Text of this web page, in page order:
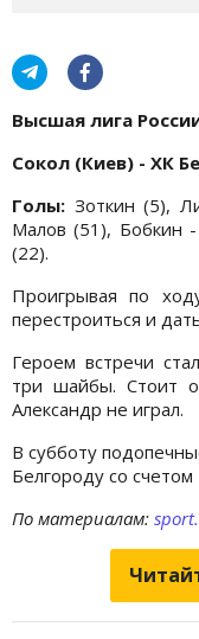
Высшая лига
Сокол (Киев) - ХК
Голы: Зоткин (5),
Малов (51), Бобкин -
(22).
Проигрывая по
перестроиться и
Героем встречи
три шайбы. Стоит
Александр не играл.
В субботу
Белгороду со счетом
По материалам: